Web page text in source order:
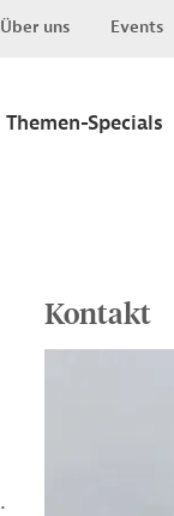
Über uns Events
Themen-Specials
Kontakt